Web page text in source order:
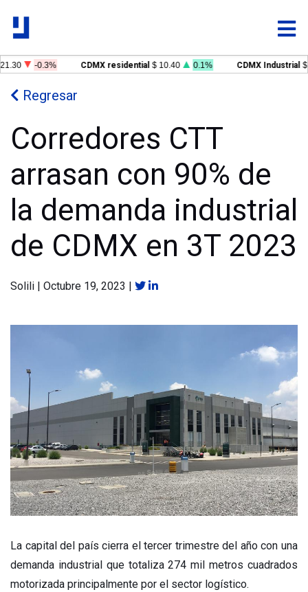
-0.3% CDMX residential $ 10.40 0.1% CDMX Industrial $
Regresar
Corredores CTT
arrasan con 90% de
la demanda industrial
de CDMX en 3T 2023
Solili | Octubre 19, 2023 |
La capital del país cierra el tercer trimestre del año con una
demanda industrial que totaliza 274 mil metros cuadrados
motorizada principalmente por el sector logístico.